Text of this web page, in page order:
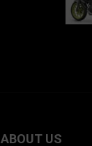
ABOUT US